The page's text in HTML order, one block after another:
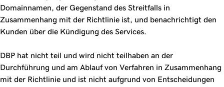
Domainnamen, der Gegenstand des Streitfalls in
Zusammenhang mit der Richtlinie ist, und benachrichtigt den
Kunden über die Kündigung des Services.
DBP hat nicht teil und wird nicht teilhaben an der
Durchführung und am Ablauf von Verfahren in Zusammenhang
mit der Richtlinie und ist nicht aufgrund von Entscheidungen